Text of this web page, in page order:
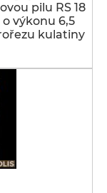
pilu RS 18
výkonu 6,5
kulatiny